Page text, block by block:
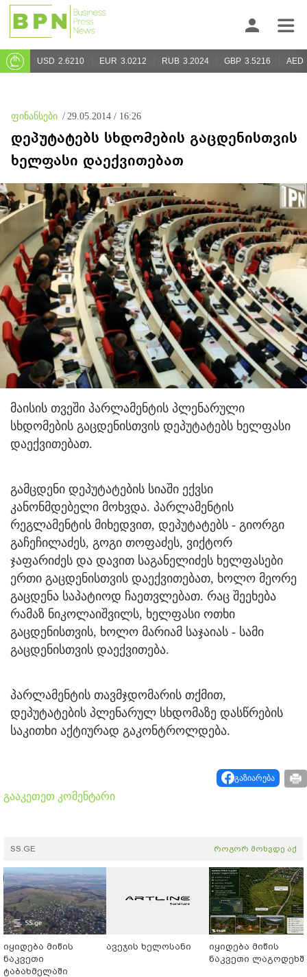
USD 2.6210 EUR 3.0212 RUB 3.2024 GBP 3.5216 AED
ფინანსები / 29.05.2014 / 16:26
დეპუტატებს სხდომების გაცდენისთვის
ხელფასი დაექვითებათ
მაისის თვეში პარლამენტის პლენარული
სხდომების გაცდენისთვის დეპუტატებს ხელფასი
დაექვითებათ.
გამცდენი დეპუტატების სიაში ექვსი
კანონმდებელი მოხვდა. პარლამენტის
რეგლამენტის მიხედვით, დეპუტატებს - გიორგი
გაჩეჩილაძეს, გოგი თოფაძეს, ვიქტორ
ჯაფარიძეს და დავით საგანელიძეს ხელფასები
ერთი გაცდენისთვის დაექვითებათ, ხოლო მეორე
გაცდენა საპატიოდ ჩაეთვლებათ. რაც შეეხება
რამაზ ნიკოლაიშვილს, ხელფასი ოთხი
გაცდენისთვის, ხოლო მარიამ საჯაიას - სამი
გაცდენისთვის დაექვითება.
პარლამენტის თავმჯდომარის თქმით,
დეპუტატების პლენარულ სხდომაზე დასწრების
საკითხი აქტიურად გაკონტროლდება.
გაზიარება
გააკეთეთ კომენტარი
SS.GE როგორ მოხვდე აქ
იყიდება მიწის
ნაკვეთი
ტაბახმელაში
ავეჯის ხელოსანი
იყიდება მიწის
ნაკვეთი